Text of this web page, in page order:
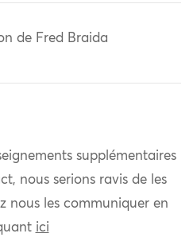
de Fred Braida
supplémentaires
nous serions ravis de les
nous les communiquer en
ici